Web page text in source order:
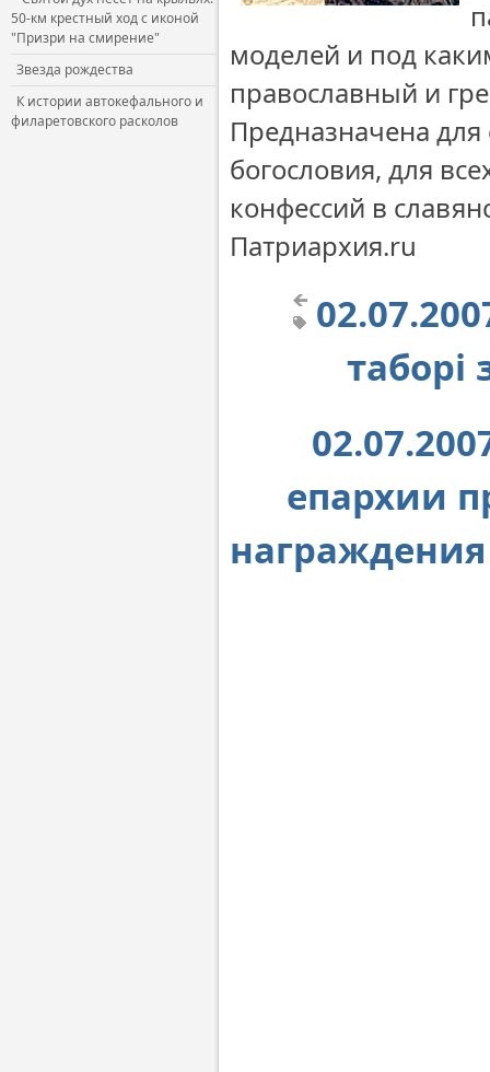
50-км крестный ход с иконой
"Призри на смирение"
Звезда рождества
К истории автокефального и
филаретовского расколов
моделей и под
православный и
Предназначена для
богословия, для
конфессий в
Патриархия.ru
таборі
епархии